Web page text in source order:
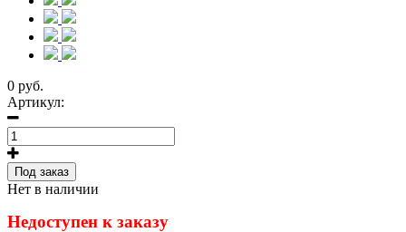
0 руб.
Артикул:
Под заказ
Нет в наличии
Недоступен к заказу